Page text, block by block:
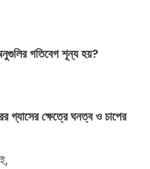
গতিবেগ শূন্য হয়?
গ্যাসের ক্ষেত্রে ঘনত্ব ও চাপের